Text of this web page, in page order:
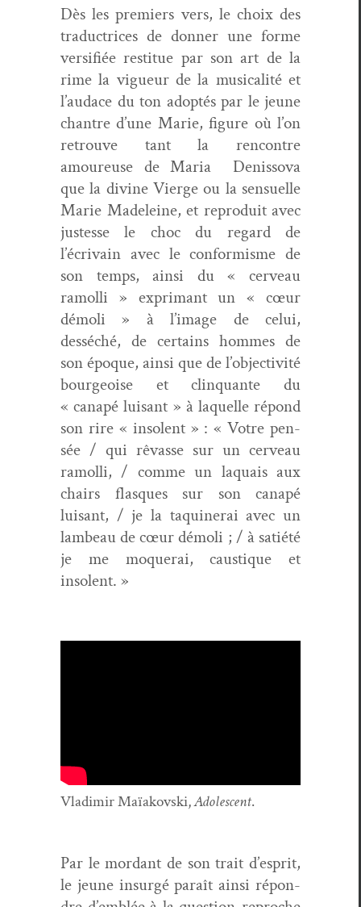
Dès les pre­miers vers, le choix des
tra­duc­tri­ces de don­ner une forme
ver­si­fiée restitue par son art de la
rime la vigueur de la musi­cal­ité et
l’au­dace du ton adop­tés par le jeune
chantre d’une Marie, fig­ure où l’on
retrou­ve tant la ren­con­tre
amoureuse de Maria Denisso­va
que la divine Vierge ou la sen­suelle
Marie Madeleine, et repro­duit avec
justesse le choc du regard de
l’écrivain avec le con­formisme de
son temps, ain­si du « cerveau
ramol­li » exp­ri­mant un « cœur
démoli » à l’im­age de celui,
desséché, de cer­tains hommes de
son époque, ain­si que de l’ob­jec­tiv­ité
bour­geoise et clin­quante du
« canapé luisant » à laque­lle répond
son rire « inso­lent » : « Votre pen­
sée / qui rêvasse sur un cerveau
ramol­li, / comme un laquais aux
chairs flasques sur son canapé
luisant, / je la taquin­erai avec un
lam­beau de cœur démoli ; / à satiété
je me moquerai, caus­tique et
insolent. »
Vladimir Maïakovs­ki,Ado­les­cent.
Par le mor­dant de son trait d’e­sprit,
le jeune insurgé paraît ain­si répon­